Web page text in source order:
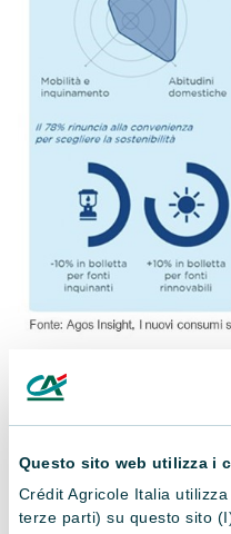
Questo sito web utilizza i
Crédit Agricole Italia
terze parti) su questo sito
E le altre fasce della
nuovi consumi sostenibili
sostenibilità, cercano di
con la quotidianità.
soprattutto donne e